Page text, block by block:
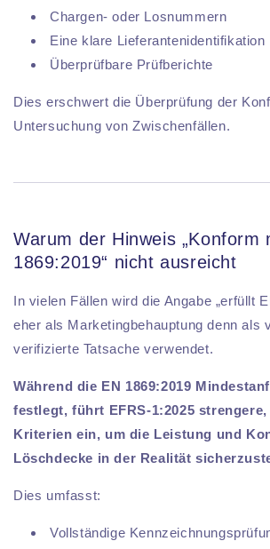
Chargen- oder Losnummern
Eine klare Lieferantenidentifikation
Überprüfbare Prüfberichte
Dies erschwert die Überprüfung der
Untersuchung von Zwischenfällen.
Warum der Hinweis „Konform
1869:2019“ nicht ausreicht
In vielen Fällen wird die Angabe „erfüllt
eher als Marketingbehauptung denn als
verifizierte Tatsache verwendet.
Während die EN 1869:2019
festlegt, führt EFRS-1:2025
Kriterien ein, um die Leistung und
Löschdecke in der Realität
Dies umfasst:
Vollständige